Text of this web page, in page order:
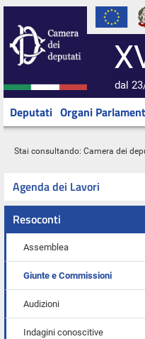
dal
Deputati Organi
Stai consultando: Camera dei
Agenda dei Lavori
Resoconti
Assemblea
Giunte e Commissioni
Audizioni
Indagini conoscitive